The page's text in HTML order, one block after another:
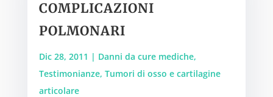
COMPLICAZIONI
POLMONARI
Dic 28, 2011 | Danni da cure mediche,
Testimonianze, Tumori di osso e cartilagine
articolare